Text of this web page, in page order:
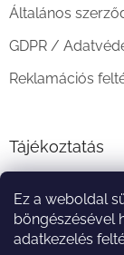
Ez a weboldal
böngészésével
adatkezelés
Általános
GDPR /
Reklamációs
Tájékoztatás
A vásárlás menete